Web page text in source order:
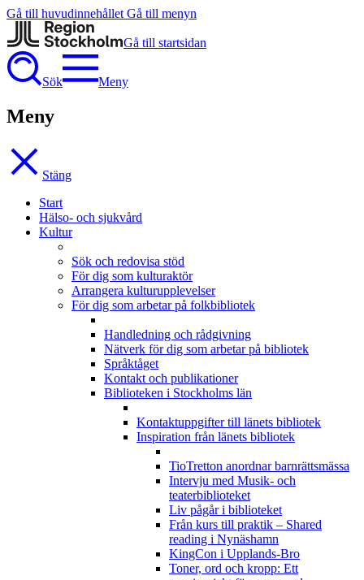
Gå till huvudinnehållet Gå till menyn
Gå till startsidan
Sök Meny
Meny
Stäng
Start
Hälso- och sjukvård
Kultur
Sök och redovisa stöd
För dig som kulturaktör
Arrangera kulturupplevelser
För dig som arbetar på folkbibliotek
Handledning och rådgivning
Nätverk för dig som arbetar på bibliotek
Språktåget
Kontakt och publikationer
Biblioteken i Stockholms län
Kontaktuppgifter till länets bibliotek
Inspiration från länets bibliotek
TioTretton anordnar barnrättsmässa
Intervju med Musik- och
teaterbiblioteket
Liv pågår i biblioteket
Från kurs till praktik – Shared
reading i Nynäshamn
KingCon i Upplands-Bro
Toner, ord och kropp: Ett